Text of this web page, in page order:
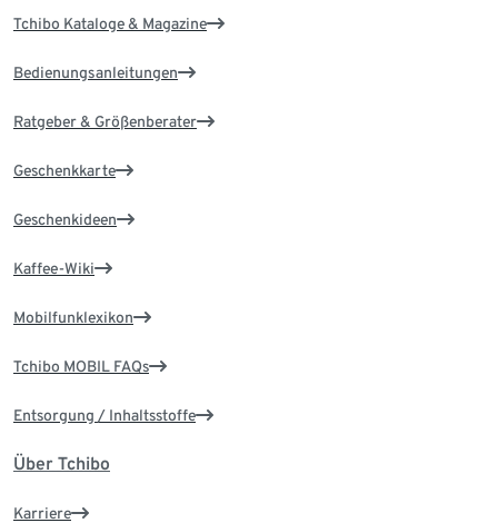
Tchibo Kataloge & Magazine
Bedienungsanleitungen
Ratgeber & Größenberater
Geschenkkarte
Geschenkideen
Kaffee-Wiki
Mobilfunklexikon
Tchibo MOBIL FAQs
Entsorgung / Inhaltsstoffe
Über Tchibo
Karriere